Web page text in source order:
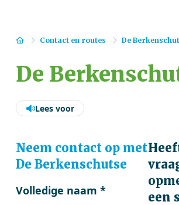
HomeContact en routes De
De
Lees voor
Neem contact op met
De Berkenschutse
Volledige naam*
een